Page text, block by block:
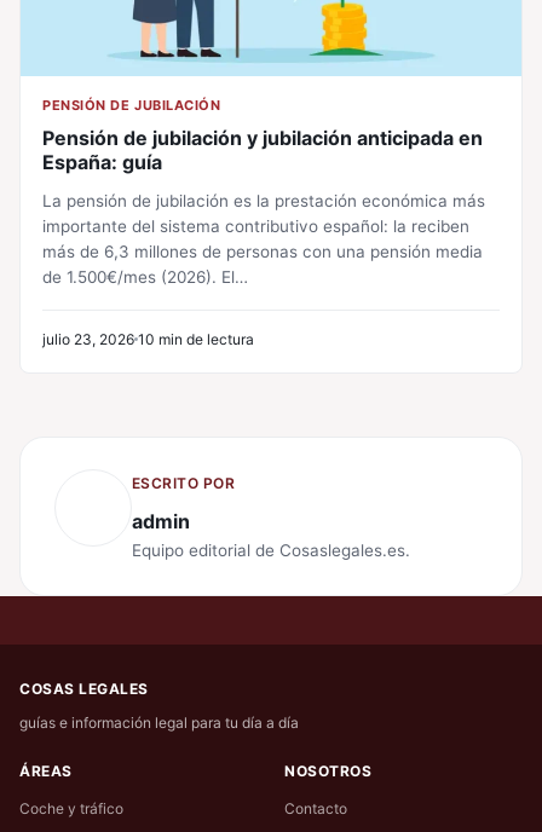
PENSIÓN DE JUBILACIÓN
Pensión de jubilación y jubilación anticipada en
España: guía
La pensión de jubilación es la prestación económica más
importante del sistema contributivo español: la reciben
más de 6,3 millones de personas con una pensión media
de 1.500€/mes (2026). El…
julio 23, 2026 10 min de lectura
ESCRITO POR
admin
Equipo editorial de Cosaslegales.es.
COSAS LEGALES
guías e información legal para tu día a día
ÁREAS
Coche y tráfico
NOSOTROS
Contacto